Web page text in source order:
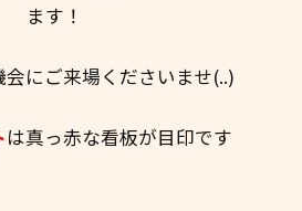
ます！
にご来場くださいませ(..)
は真っ赤な看板が目印です